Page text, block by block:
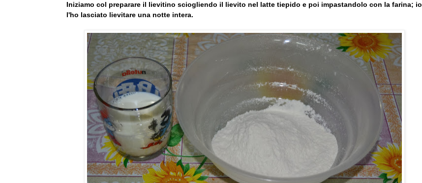
Iniziamo col preparare il lievitino sciogliendo il lievito nel latte tiepido e poi impastandolo con la farina; io
l'ho lasciato lievitare una notte intera.